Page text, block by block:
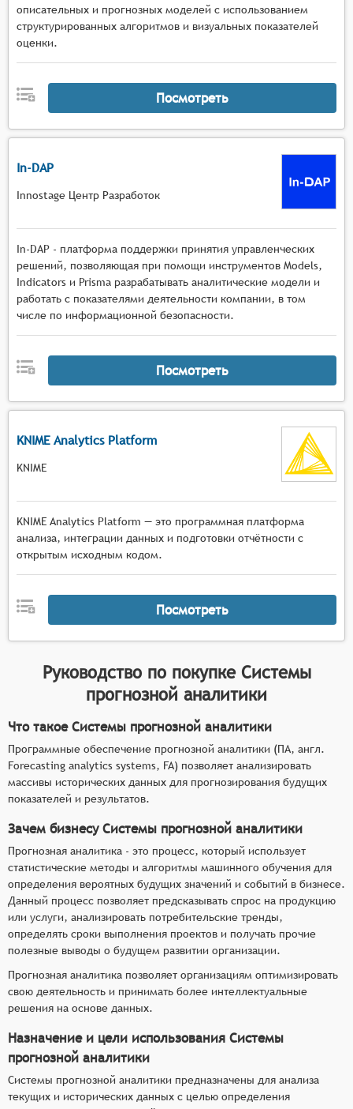
описательных и прогнозных моделей с использованием
структурированных алгоритмов и визуальных показателей
оценки.
Посмотреть
In-DAP
Innostage Центр Разработок
In-DAP - платформа поддержки принятия управленческих
решений, позволяющая при помощи инструментов Models,
Indicators и Prisma разрабатывать аналитические модели и
работать с показателями деятельности компании, в том
числе по информационной безопасности.
Посмотреть
KNIME Analytics Platform
KNIME
KNIME Analytics Platform — это программная платформа
анализа, интеграции данных и подготовки отчётности с
открытым исходным кодом.
Посмотреть
Руководство по покупке Системы
прогнозной аналитики
Что такое Системы прогнозной аналитики
Программные обеспечение прогнозной аналитики (ПА, англ.
Forecasting analytics systems, FA) позволяет анализировать
массивы исторических данных для прогнозирования будущих
показателей и результатов.
Зачем бизнесу Системы прогнозной аналитики
Прогнозная аналитика - это процесс, который использует
статистические методы и алгоритмы машинного обучения для
определения вероятных будущих значений и событий в бизнесе.
Данный процесс позволяет предсказывать спрос на продукцию
или услуги, анализировать потребительские тренды,
определять сроки выполнения проектов и получать прочие
полезные выводы о будущем развитии организации.
Прогнозная аналитика позволяет организациям оптимизировать
свою деятельность и принимать более интеллектуальные
решения на основе данных.
Назначение и цели использования Системы
прогнозной аналитики
Системы прогнозной аналитики предназначены для анализа
текущих и исторических данных с целью определения